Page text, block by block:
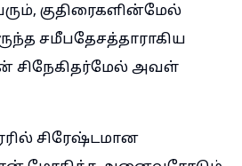
குதிரைகளின்மேல்
சமீபதேசத்தாராகிய
சிநேகிதர்மேல் அவள்
சிரேஷ்டமான